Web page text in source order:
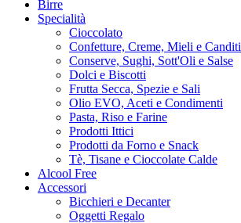
Birre
Specialità
Cioccolato
Confetture, Creme, Mieli e Canditi
Conserve, Sughi, Sott'Oli e Salse
Dolci e Biscotti
Frutta Secca, Spezie e Sali
Olio EVO, Aceti e Condimenti
Pasta, Riso e Farine
Prodotti Ittici
Prodotti da Forno e Snack
Tè, Tisane e Cioccolate Calde
Alcool Free
Accessori
Bicchieri e Decanter
Oggetti Regalo